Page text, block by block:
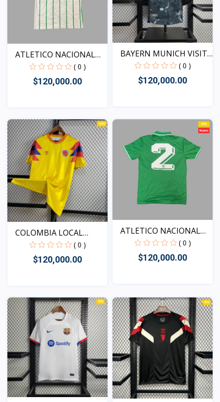
ATLETICO NACIONAL
VISIT...
( 0 )
$120,000.00
Vista
BAYERN MUNICH VISITA
( 0 )
$120,000.00
Vista
COLOMBIA LOCAL
RETRO 19...
( 0 )
$120,000.00
Vista
ATLETICO NACIONAL
LOCAL...
( 0 )
$120,000.00